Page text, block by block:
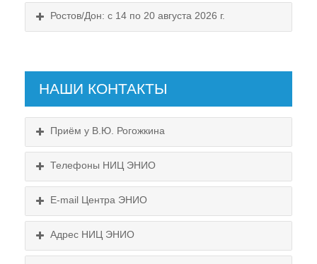
Схема проезда
Выходные:
Ростов/Дон: с 14 по 20 августа 2026 г.
Схема проезда
НАШИ КОНТАКТЫ
Приём у В.Ю. Рогожкина
Телефоны НИЦ ЭНИО
E-mail Центра ЭНИО
Адрес НИЦ ЭНИО